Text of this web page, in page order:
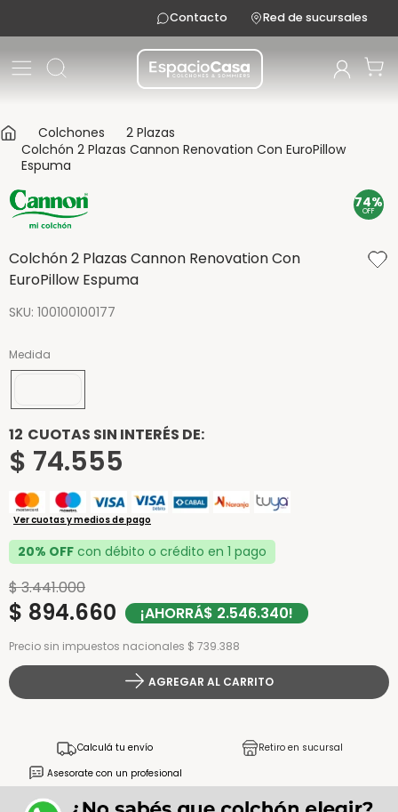
Contacto Red de sucursales
Colchones
2 Plazas
Colchón 2 Plazas Cannon Renovation Con EuroPillow
Espuma
74%
OFF
Colchón 2 Plazas Cannon Renovation Con
EuroPillow Espuma
SKU: 100100100177
Medida
12 CUOTAS SIN INTERÉS DE:
$ 74.555
Ver cuotas y medios de pago
20% OFF con débito o crédito en 1 pago
$3.441.000
$ 894.660 ¡AHORRÁ$ 2.546.340!
Precio sin impuestos nacionales $ 739.388
AGREGAR AL CARRITO
Calculá tu envío
Retiro en sucursal
Asesorate con un profesional